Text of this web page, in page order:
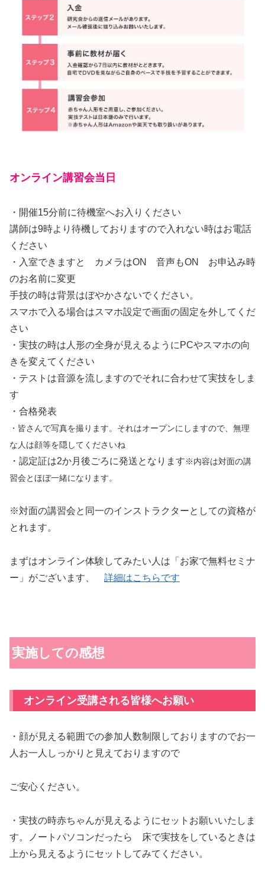
オンライン講習会当日
・開催15分前に待機室へお入りください
講師は9時より待機しておりますので入れない時はお電話
ください
・入室できますと カメラはON 音声もON お申込み時
のお名前に変更
手技の時は背景はぼやかさないでください。
スマホで入る場合はスマホ設定で画面の固定を外してくだ
さい
・実技の時は人形の全身が見えるようにPCやスマホの向
きを変えてください
・テストは音源を流しますのでそれに合わせて実技をしま
す
・合格発表
・皆さんで写真を撮ります。それはオープンにしますので、無理
な人は顔等を隠してくださいね
・認定証は2か月後ごろに発送となります※内容は対面の講
習会とほぼ一緒になります。
※対面の講習会と同一のインストラクターとしての資格が
とれます。
まずはオンライン体験してみたい人は「お家で無料セミナ
ー」がございます、 詳細はこちらです
実施しての感想
オンライン受講される皆様へお願い
・顔が見える範囲での参加人数制限しておりますのでお一
人お一人しっかりと見えておりますので
ご安心ください。
・実技の時赤ちゃんが見えるようにセットお願いいたしま
す。ノートパソコンだったら 床で実技をしているときは
上から見えるようにセットしてみてください。